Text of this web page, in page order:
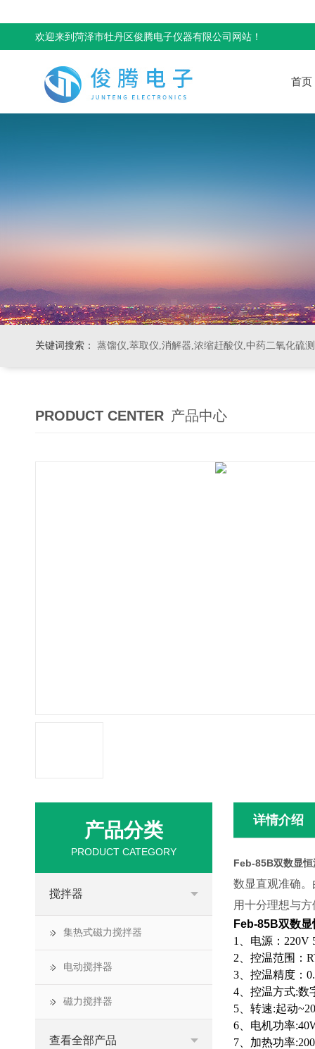
欢迎来到菏泽市牡丹区俊腾电子仪器有限公司网站！
首页
关键词搜索： 蒸馏仪,萃取仪,消解器,浓缩赶酸仪,中药二氧化硫
PRODUCT CENTER 产品中心
详情介绍
Feb-85B双数显
数显直观准确
用十分理想与方
Feb-85B双数
1
、电源： 220V
2 、控温范围：
3 、控温精度：
4 、控温方式:数
5 、转速:起动
6 、电机功率
7 、加热功率
产品分类
PRODUCT CATEGORY
搅拌器
集热式磁力搅拌器
电动搅拌器
磁力搅拌器
查看全部产品